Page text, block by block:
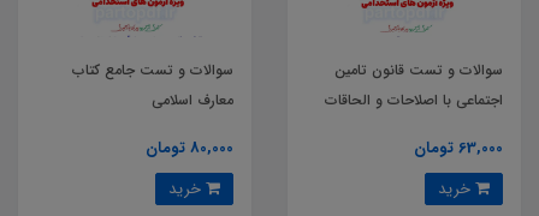
سوالات و تست قانون تامین
اجتماعی با اصلاحات و الحاقات
63,000 تومان
سوالات و تست جامع کتاب
معارف اسلامی
80,000 تومان